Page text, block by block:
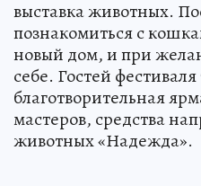
выставка животных.
познакомиться с
новый дом, и при
себе. Гостей
благотворительная
мастеров, средства
животных «Надежда».